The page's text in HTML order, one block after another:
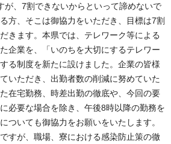
が、7割できないからといって諦めないで
方、そこは御協力をいただき、目標は7割
きます。本県では、テレワーク等による
企業を、「いのちを大切にするテレワー
る制度を新たに設けました。企業の皆様
いただき、出勤者数の削減に努めていた
在宅勤務、時差出勤の徹底や、今回の要
必要な場合を除き、午後8時以降の勤務を
ついても御協力をお願いをいたします。
すが、職場、寮における感染防止策の徹